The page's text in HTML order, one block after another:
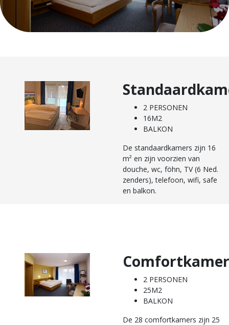
2 PERSONEN
16M2
BALKON
De standaardkamers zijn 16
m² en zijn voorzien van
douche, wc, föhn, TV (6 Ned.
zenders), telefoon, wifi, safe
en balkon.
2 PERSONEN
25M2
BALKON
De 28 comfortkamers zijn 25